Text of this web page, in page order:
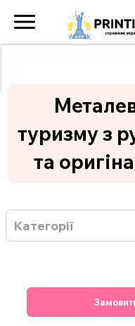
туризму з
та
Категорії